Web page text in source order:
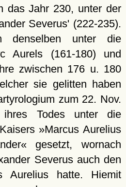
das Jahr 230, unter der
Severus' (222-235).
denselben unter die
Aurels (161-180) und
zwischen 176 u. 180
sie gelitten haben
zum 22. Nov.
Todes unter die
»Marcus Aurelius
gesetzt, wornach
Severus auch den
Aurelius hatte. Hiemit